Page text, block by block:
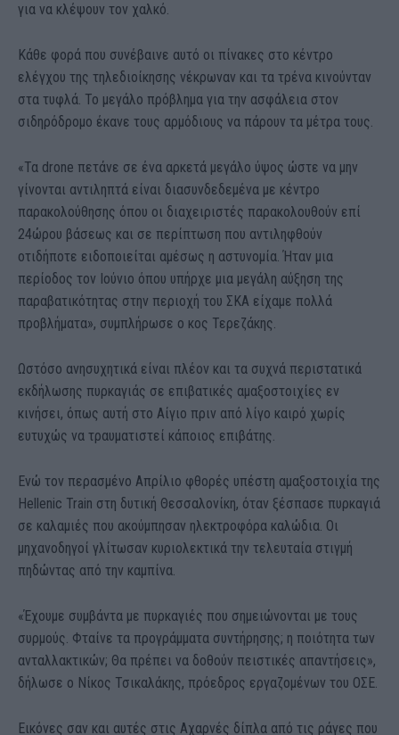
για να κλέψουν τον χαλκό.
Κάθε φορά που συνέβαινε αυτό οι πίνακες στο κέντρο
ελέγχου της τηλεδιοίκησης νέκρωναν και τα τρένα κινούνταν
στα τυφλά. Το μεγάλο πρόβλημα για την ασφάλεια στον
σιδηρόδρομο έκανε τους αρμόδιους να πάρουν τα μέτρα τους.
«Τα drone πετάνε σε ένα αρκετά μεγάλο ύψος ώστε να μην
γίνονται αντιληπτά είναι διασυνδεδεμένα με κέντρο
παρακολούθησης όπου οι διαχειριστές παρακολουθούν επί
24ώρου βάσεως και σε περίπτωση που αντιληφθούν
οτιδήποτε ειδοποιείται αμέσως η αστυνομία. Ήταν μια
περίοδος τον Ιούνιο όπου υπήρχε μια μεγάλη αύξηση της
παραβατικότητας στην περιοχή του ΣΚΑ είχαμε πολλά
προβλήματα», συμπλήρωσε ο κος Τερεζάκης.
Ωστόσο ανησυχητικά είναι πλέον και τα συχνά περιστατικά
εκδήλωσης πυρκαγιάς σε επιβατικές αμαξοστοιχίες εν
κινήσει, όπως αυτή στο Αίγιο πριν από λίγο καιρό χωρίς
ευτυχώς να τραυματιστεί κάποιος επιβάτης.
Ενώ τον περασμένο Απρίλιο φθορές υπέστη αμαξοστοιχία της
Hellenic Train στη δυτική Θεσσαλονίκη, όταν ξέσπασε πυρκαγιά
σε καλαμιές που ακούμπησαν ηλεκτροφόρα καλώδια. Οι
μηχανοδηγοί γλίτωσαν κυριολεκτικά την τελευταία στιγμή
πηδώντας από την καμπίνα.
«Έχουμε συμβάντα με πυρκαγιές που σημειώνονται με τους
συρμούς. Φταίνε τα προγράμματα συντήρησης; η ποιότητα των
ανταλλακτικών; Θα πρέπει να δοθούν πειστικές απαντήσεις»,
δήλωσε ο Νίκος Τσικαλάκης, πρόεδρος εργαζομένων του ΟΣΕ.
Εικόνες σαν και αυτές στις Αχαρνές δίπλα από τις ράγες που